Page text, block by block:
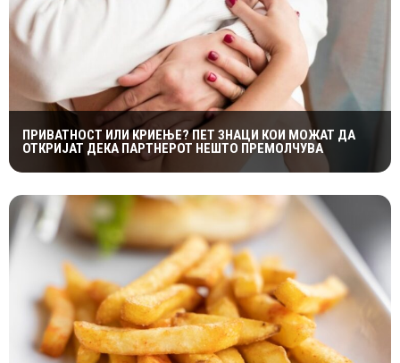
ПРИВАТНОСТ ИЛИ КРИЕЊЕ? ПЕТ ЗНАЦИ КОИ МОЖАТ ДА
ОТКРИЈАТ ДЕКА ПАРТНЕРОТ НЕШТО ПРЕМОЛЧУВА